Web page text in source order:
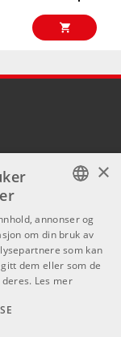
Kr 1475/stk
Kr 499/pk
NORWEGIAN
×
annonser og
om din bruk av
som kan
dem eller som de
Les mer